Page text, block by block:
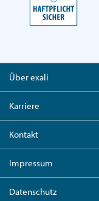
Über exali
Karriere
Kontakt
Impressum
Datenschutz